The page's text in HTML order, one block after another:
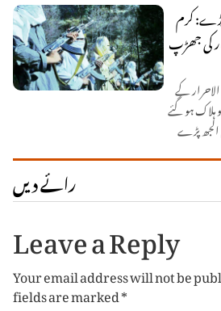
پڑے: کرم
کی جھڑپ
کے
ہلاک ہو گئے
الجھ پڑے
رائے دیں
Leave a Reply
Your email address will not be
fields are marked*